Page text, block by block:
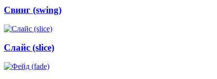
Свинг (swing)
Слайс (slice)